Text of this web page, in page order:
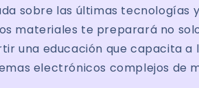
sobre las últimas tecnologías
materiales te preparará no
una educación que capacita a
electrónicos complejos de